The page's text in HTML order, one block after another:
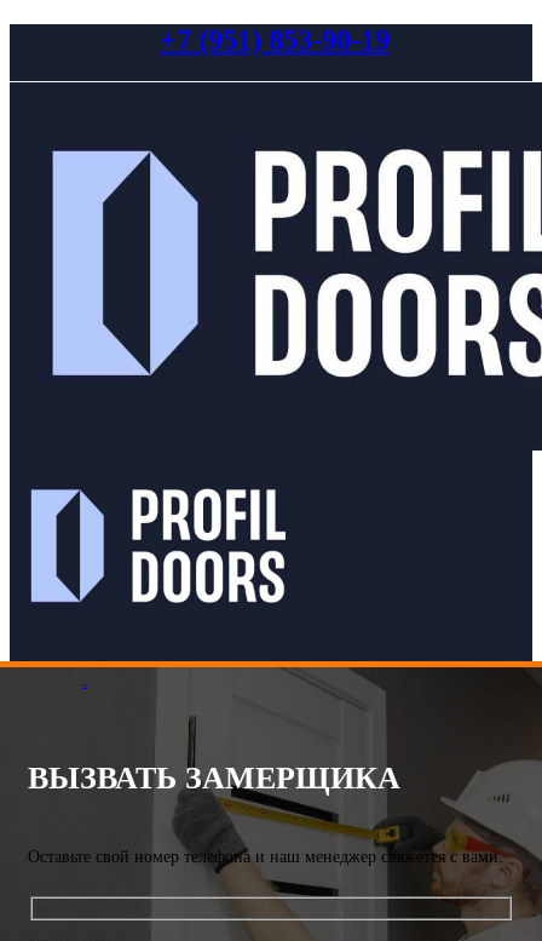
+7 (951) 853-90-19
.
ВЫЗВАТЬ ЗАМЕРЩИКА
Оставьте свой номер телефона и наш менеджер свяжется с вами.